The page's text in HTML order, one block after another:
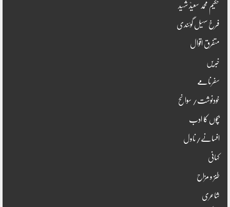
حکیم محمد سعیدؒ شہید
فرخ سہیل گوئندی
متفرق اقوال
خبریں
سفرنامے
خودنوشت/ سوانح
بچوں کا ادب
افسانے/ناول
کہانی
طنز و مزاح
شاعری